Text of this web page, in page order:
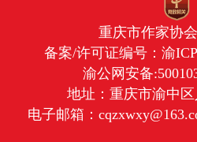
重庆市作家协
备案/许可证编号： 渝
渝公网安备
地址：重庆市渝中
电子邮箱：